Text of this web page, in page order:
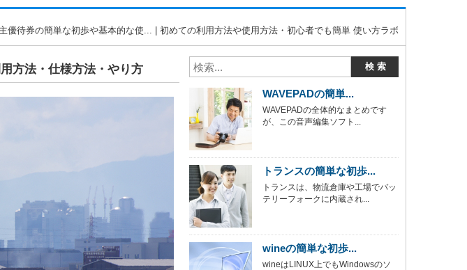
優待券の簡単な初歩や基本的な使... | 初めての利用方法や使用方法・初心者でも簡単 使い方ラボ
方法・仕様方法・やり方
WAVEPADの簡単...
WAVEPADの全体的なまとめです
が、この音声編集ソフト...
トランスの簡単な初歩...
トランスは、物流倉庫や工場でバッ
テリーフォークに内蔵され...
wineの簡単な初歩...
wineはLINUX上でもWindowsのソ